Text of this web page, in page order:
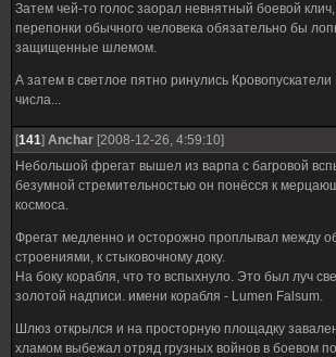
Затем чей-то голос заорал невнятный боевой клич,
перепонки обычного человека обязательно бы
защищенные шлемом.
А затем в светлое пятно ринулись
числа...
[141] Anchar [2008-12-26, 4:59:10]
Небольшой фрегат вышел из варпа с багровой
безумной стремительностью он понёсся к
космоса.
Фрегат медленно и осторожно проплывал между
строениями, к стыковочному доку.
На боку корабля, что то вспыхнуло. Это был луч
золотой надписи. имени корабля - Lumen Falsum.
Шлюз открылся и на просторную площадку
хламом выбежал отряд грузных войнов в боевом